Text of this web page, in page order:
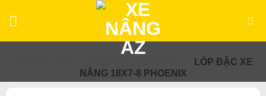
LỐP ĐẶC XE
NÂNG 18X7-8 PHOENIX